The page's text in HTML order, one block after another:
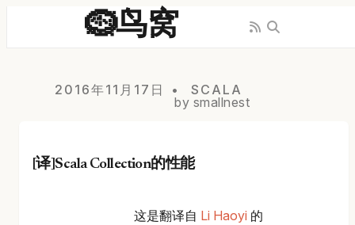
🪹鸟窝
2016年11月17日
SCALA
by smallnest
[译]Scala Collection的性能
这是翻译自 Li Haoyi 的